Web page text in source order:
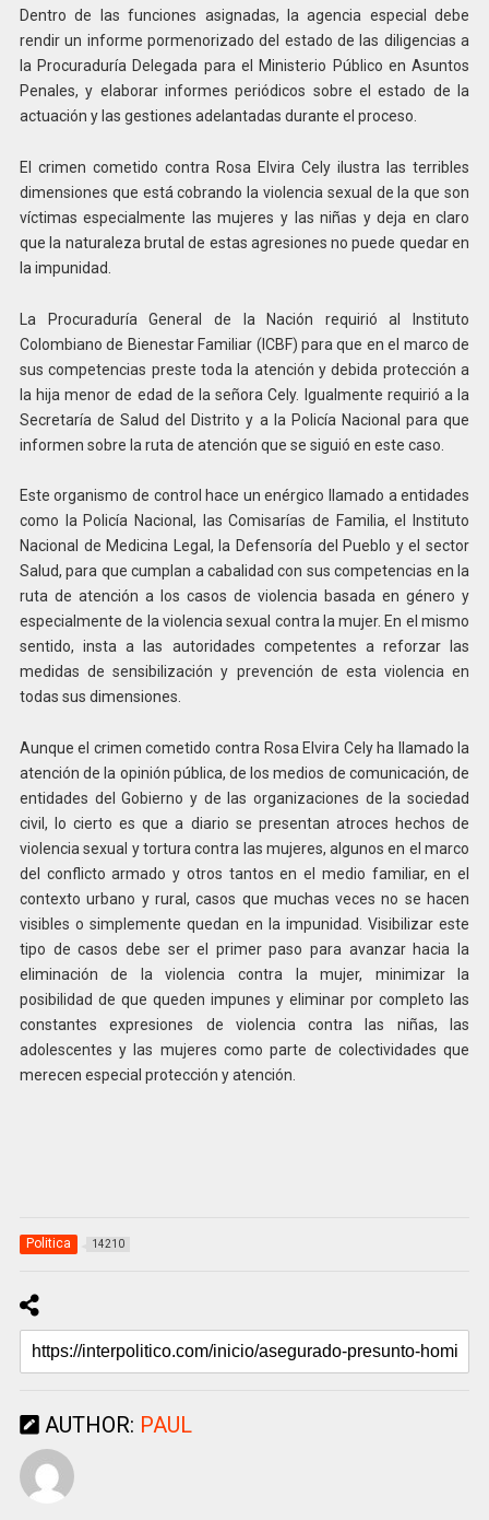
Dentro de las funciones asignadas, la agencia especial debe
rendir un informe pormenorizado del estado de las diligencias a
la Procuraduría Delegada para el Ministerio Público en Asuntos
Penales, y elaborar informes periódicos sobre el estado de la
actuación y las gestiones adelantadas durante el proceso.
El crimen cometido contra Rosa Elvira Cely ilustra las terribles
dimensiones que está cobrando la violencia sexual de la que son
víctimas especialmente las mujeres y las niñas y deja en claro
que la naturaleza brutal de estas agresiones no puede quedar en
la impunidad.
La Procuraduría General de la Nación requirió al Instituto
Colombiano de Bienestar Familiar (ICBF) para que en el marco de
sus competencias preste toda la atención y debida protección a
la hija menor de edad de la señora Cely. Igualmente requirió a la
Secretaría de Salud del Distrito y a la Policía Nacional para que
informen sobre la ruta de atención que se siguió en este caso.
Este organismo de control hace un enérgico llamado a entidades
como la Policía Nacional, las Comisarías de Familia, el Instituto
Nacional de Medicina Legal, la Defensoría del Pueblo y el sector
Salud, para que cumplan a cabalidad con sus competencias en la
ruta de atención a los casos de violencia basada en género y
especialmente de la violencia sexual contra la mujer. En el mismo
sentido, insta a las autoridades competentes a reforzar las
medidas de sensibilización y prevención de esta violencia en
todas sus dimensiones.
Aunque el crimen cometido contra Rosa Elvira Cely ha llamado la
atención de la opinión pública, de los medios de comunicación, de
entidades del Gobierno y de las organizaciones de la sociedad
civil, lo cierto es que a diario se presentan atroces hechos de
violencia sexual y tortura contra las mujeres, algunos en el marco
del conflicto armado y otros tantos en el medio familiar, en el
contexto urbano y rural, casos que muchas veces no se hacen
visibles o simplemente quedan en la impunidad. Visibilizar este
tipo de casos debe ser el primer paso para avanzar hacia la
eliminación de la violencia contra la mujer, minimizar la
posibilidad de que queden impunes y eliminar por completo las
constantes expresiones de violencia contra las niñas, las
adolescentes y las mujeres como parte de colectividades que
merecen especial protección y atención.
Politica 14210
AUTHOR: PAUL